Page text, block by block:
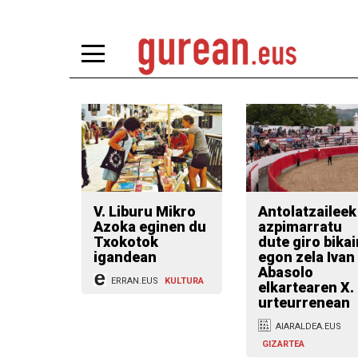
V. Liburu Mikro
Azoka eginen du
Txokotok
igandean
ERRAN.EUS KULTURA
Antolatzaileek
azpimarratu
dute giro
egon zela Ivan
Abasolo
elkartearen X.
urteurrenean
AIARALDEA.EUS
GIZARTEA